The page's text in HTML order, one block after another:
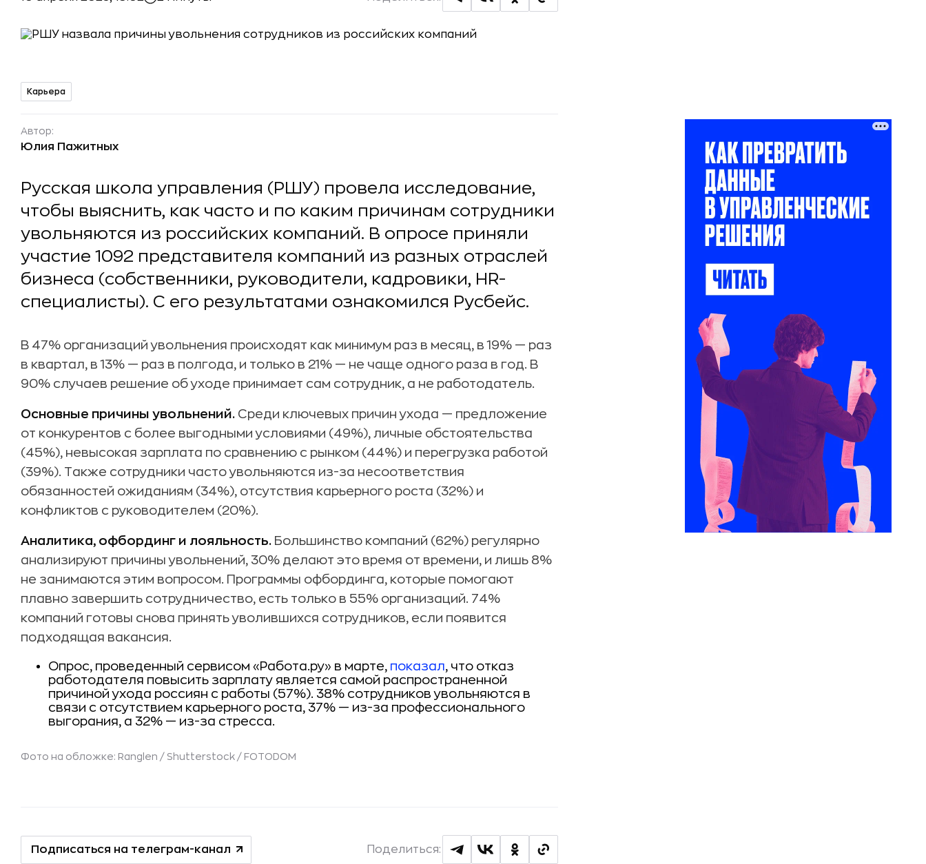
Карьера
Автор:
Юлия Пажитных
Русская школа управления (РШУ) провела исследование,
чтобы выяснить, как часто и по каким причинам сотрудники
увольняются из российских компаний. В опросе приняли
участие 1092 представителя компаний из разных отраслей
бизнеса (собственники, руководители, кадровики, HR-
специалисты). С его результатами ознакомился Русбейс.
В 47% организаций увольнения происходят как минимум раз в месяц, в 19% — раз
в квартал, в 13% — раз в полгода, и только в 21% — не чаще одного раза в год. В
90% случаев решение об уходе принимает сам сотрудник, а не работодатель.
Основные причины увольнений. Среди ключевых причин ухода — предложение
от конкурентов с более выгодными условиями (49%), личные обстоятельства
(45%), невысокая зарплата по сравнению с рынком (44%) и перегрузка работой
(39%). Также сотрудники часто увольняются из-за несоответствия
обязанностей ожиданиям (34%), отсутствия карьерного роста (32%) и
конфликтов с руководителем (20%).
Аналитика, офбординг и лояльность. Большинство компаний (62%) регулярно
анализируют причины увольнений, 30% делают это время от времени, и лишь 8%
не занимаются этим вопросом. Программы офбординга, которые помогают
плавно завершить сотрудничество, есть только в 55% организаций. 74%
компаний готовы снова принять уволившихся сотрудников, если появится
подходящая вакансия.
Опрос, проведенный сервисом «Работа.ру» в марте, показал, что отказ
работодателя повысить зарплату является самой распространенной
причиной ухода россиян с работы (57%). 38% сотрудников увольняются в
связи с отсутствием карьерного роста, 37% — из-за профессионального
выгорания, а 32% — из-за стресса.
Фото на обложке: Ranglen / Shutterstock / FOTODOM
Подписаться на телеграм-канал Поделиться: